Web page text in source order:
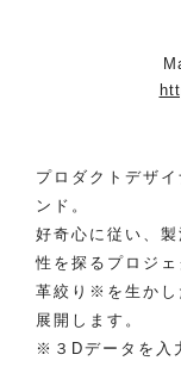
プロダクトデザ
ンド。
好奇心に従い、
性を探るプロジェ
革絞り※を生かし
展開します。
※３Dデータを入